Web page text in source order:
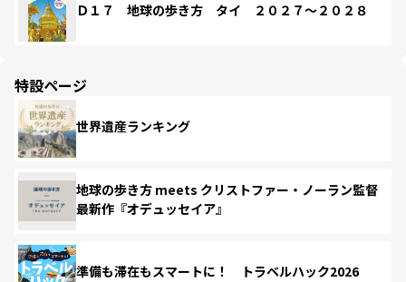
Ｄ１７ 地球の歩き方 タイ ２０２７～２０２８
特設ページ
世界遺産ランキング
地球の歩き方 meets クリストファー・ノーラン監督
最新作『オデュッセイア』
準備も滞在もスマートに！ トラベルハック2026